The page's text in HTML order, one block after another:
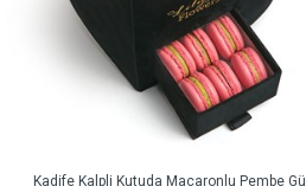
Kadife Kalpli Kutuda Macaronlu Pembe Gül